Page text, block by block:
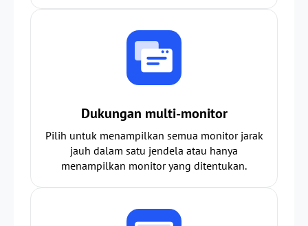
Dukungan multi-monitor
Pilih untuk menampilkan semua monitor jarak
jauh dalam satu jendela atau hanya
menampilkan monitor yang ditentukan.